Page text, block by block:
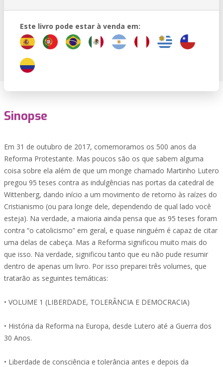
Este livro pode estar à venda em:
Sinopse
Em 31 de outubro de 2017, comemoramos os 500 anos da
Reforma Protestante. Mas poucos são os que sabem alguma
coisa sobre ela além de que um monge chamado Martinho Lutero
pregou 95 teses contra as indulgências nas portas da catedral de
Wittenberg, dando início a um movimento de retorno às raízes do
Cristianismo (ou para longe dele, dependendo de qual lado você
esteja). Na verdade, a maioria ainda pensa que as 95 teses foram
contra “o catolicismo” em geral, e quase ninguém é capaz de citar
uma delas de cabeça. Mas a Reforma significou muito mais do
que isso. Na verdade, significou tanto que eu não pude resumir
dentro de apenas um livro. Por isso preparei três volumes, que
tratarão as seguintes temáticas:
• VOLUME 1 (LIBERDADE, TOLERÂNCIA E DEMOCRACIA)
• História da Reforma na Europa, desde Lutero até a Guerra dos
30 Anos.
• Liberdade de consciência e tolerância antes e depois da